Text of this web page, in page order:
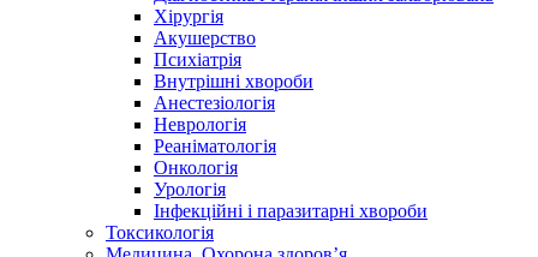
Хірургія
Акушерство
Психіатрія
Внутрішні хвороби
Анестезіологія
Неврологія
Реаніматологія
Онкологія
Урологія
Інфекційні і паразитарні хвороби
Токсикологія